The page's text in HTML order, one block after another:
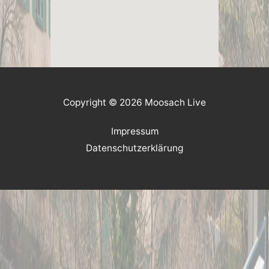
Copyright © 2026 Moosach Live
Impressum
Datenschutzerklärung